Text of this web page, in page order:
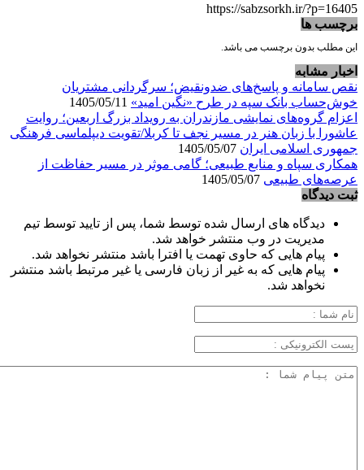
https://sabzsorkh.ir/?p=16405
برچسب ها
این مطلب بدون برچسب می باشد.
اخبار مشابه
نقص سامانه و پاسخ‌های ضدونقیض؛ سرگردانی مشتریان
خوش‌حساب بانک سپه در طرح «نگین امید»
اعزام گروه‌های نمایشی مازندران به رویداد بزرگ اربعین؛ روایت
عاشورا با زبان هنر در مسیر نجف تا کربلا/تقویت دیپلماسی فرهنگی
جمهوری اسلامی ایران
همکاری سپاه و منابع طبیعی؛ گامی موثر در مسیر حفاظت از
عرصه‌های طبیعی
ثبت دیدگاه
دیدگاه های ارسال شده توسط شما، پس از تایید توسط تیم
مدیریت در وب منتشر خواهد شد.
پیام هایی که حاوی تهمت یا افترا باشد منتشر نخواهد شد.
پیام هایی که به غیر از زبان فارسی یا غیر مرتبط باشد منتشر
نخواهد شد.